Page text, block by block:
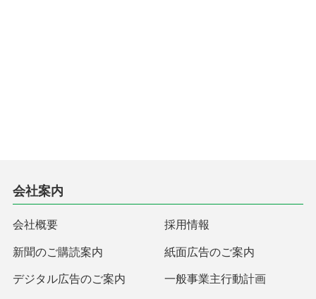
会社案内
会社概要 採用情報
新聞のご購読案内 紙面広告のご案内
デジタル広告のご案内 一般事業主行動計画